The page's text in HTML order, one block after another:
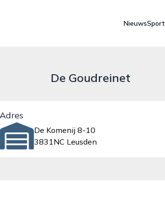
NieuwsSport
De Goudreinet
Adres
De Komenij 8-10
3831NC Leusden